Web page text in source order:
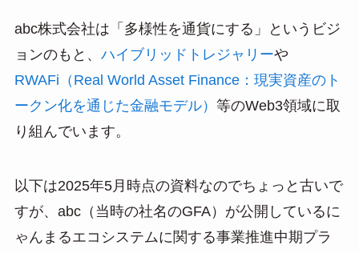
abc株式会社は「多様性を通貨にする」というビジ
ョンのもと、 ハイブリッドトレジャリーや
RWAFi（Real World Asset Finance：現実資産のト
ークン化を通じた金融モデル） 等のWeb3領域に取
り組んでいます。
以下は2025年5月時点の資料なのでちょっと古いで
すが、abc（当時の社名のGFA）が公開しているに
ゃんまるエコシステムに関する事業推進中期プラ